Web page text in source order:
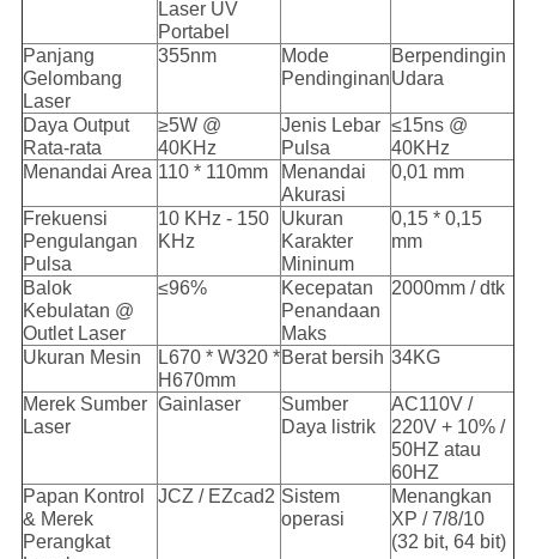
Laser UV
Portabel
Panjang
Gelombang
Laser
355nm
Mode
Pendinginan
Berpendingin
Udara
Daya Output
Rata-rata
≥5W @
40KHz
Jenis Lebar
Pulsa
≤15ns @
40KHz
Menandai Area 110 * 110mm
Menandai
Akurasi
0,01 mm
Frekuensi
Pengulangan
Pulsa
10 KHz - 150
KHz
Ukuran
Karakter
Mininum
0,15 * 0,15
mm
Balok
Kebulatan @
Outlet Laser
≤96%
Kecepatan
Penandaan
Maks
2000mm / dtk
Ukuran Mesin
L670 * W320 *
H670mm
Berat bersih 34KG
Merek Sumber
Laser
Gainlaser
Sumber
Daya listrik
AC110V /
220V + 10% /
50HZ atau
60HZ
Papan Kontrol
& Merek
Perangkat
JCZ / EZcad2 Sistem
operasi
Menangkan
XP / 7/8/10
(32 bit, 64 bit)